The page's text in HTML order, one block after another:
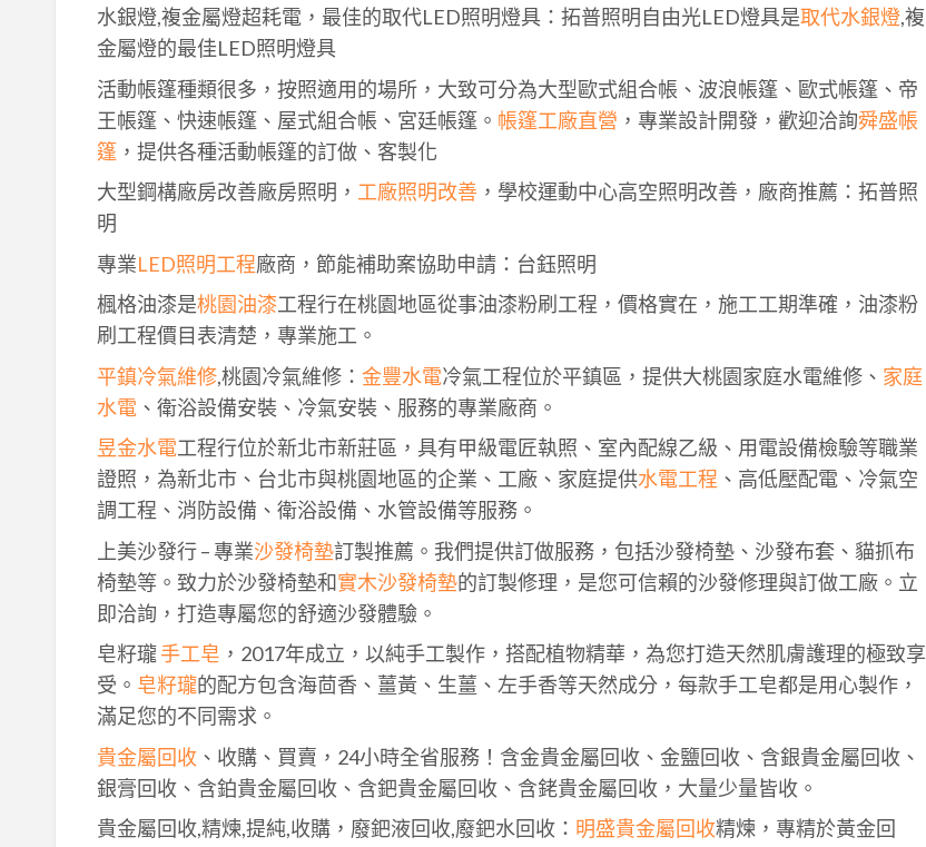
水銀燈,複金屬燈超耗電，最佳的取代LED照明燈具：拓普照明自由光LED燈具是取代水銀燈,複
金屬燈的最佳LED照明燈具
活動帳篷種類很多，按照適用的場所，大致可分為大型歐式組合帳、波浪帳篷、歐式帳篷、帝
王帳篷、快速帳篷、屋式組合帳、宮廷帳篷。 帳篷工廠直營 ，專業設計開發，歡迎洽詢舜盛帳
篷，提供各種活動帳篷的訂做、客製化
大型鋼構廠房改善廠房照明， 工廠照明改善，學校運動中心高空照明改善，廠商推薦：拓普照
明
專業LED照明工程廠商，節能補助案協助申請：台鈺照明
楓格油漆是桃園油漆工程行在桃園地區從事油漆粉刷工程，價格實在，施工工期準確，油漆粉
刷工程價目表清楚，專業施工。
平鎮冷氣維修,桃園冷氣維修： 金豐水電冷氣工程位於平鎮區，提供大桃園家庭水電維修、 家庭
水電、衛浴設備安裝、冷氣安裝、服務的專業廠商。
昱金水電工程行位於新北市新莊區，具有甲級電匠執照、室內配線乙級、用電設備檢驗等職業
證照，為新北市、台北市與桃園地區的企業、工廠、家庭提供水電工程 、高低壓配電、冷氣空
調工程、消防設備、衛浴設備、水管設備等服務。
上美沙發行 – 專業沙發椅墊訂製推薦。我們提供訂做服務，包括沙發椅墊、沙發布套、貓抓布
椅墊等。致力於沙發椅墊和實木沙發椅墊的訂製修理，是您可信賴的沙發修理與訂做工廠。立
即洽詢，打造專屬您的舒適沙發體驗。
皂籽瓏手工皂 ，2017年成立，以純手工製作，搭配植物精華，為您打造天然肌膚護理的極致享
受。 皂籽瓏的配方包含海茴香、薑黃、生薑、左手香等天然成分，每款手工皂都是用心製作，
滿足您的不同需求。
貴金屬回收、收購、買賣，24小時全省服務！含金貴金屬回收、金鹽回收、含銀貴金屬回收、
銀膏回收、含鉑貴金屬回收、含鈀貴金屬回收、含銠貴金屬回收，大量少量皆收。
貴金屬回收,精煉,提純,收購，廢鈀液回收,廢鈀水回收： 明盛貴金屬回收精煉，專精於黃金回